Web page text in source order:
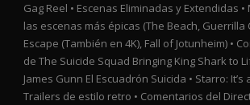
Gag Reel • Escenas Eliminadas y Extendidas
las escenas más épicas (The Beach, Guerrilla
Escape (También en 4K), Fall of Jotunheim) •
de The Suicide Squad Bringing King Shark to
James Gunn El Escuadrón Suicida • Starro: It’s
Trailers de estilo retro • Comentarios del